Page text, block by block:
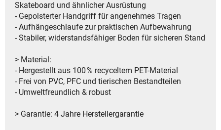
Skateboard und ähnlicher Ausrüstung
- Gepolsterter Handgriff für angenehmes Tragen
- Aufhängeschlaufe zur praktischen Aufbewahrung
- Stabiler, widerstandsfähiger Boden für sicheren Stand
> Material:
- Hergestellt aus 100 % recyceltem PET-Material
- Frei von PVC, PFC und tierischen Bestandteilen
- Umweltfreundlich & robust
> Garantie: 4 Jahre Herstellergarantie